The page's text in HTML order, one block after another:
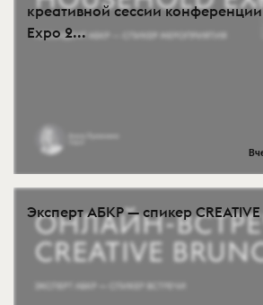
креативной сессии
Expo 2...
Эксперт АБКР — спикер CREATIVE